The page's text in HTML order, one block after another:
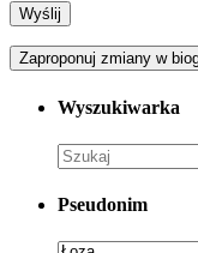
Zaproponuj zmiany w
Wyszukiwarka
Pseudonim